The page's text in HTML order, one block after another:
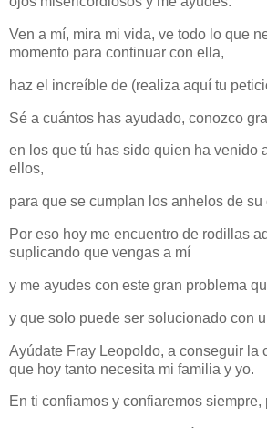
Ven a mí, mira mi vida, ve todo lo que
momento para continuar con ella,
haz el increíble de (realiza aquí tu
Sé a cuántos has ayudado, conozco
en los que tú has sido quien ha venido
ellos,
para que se cumplan los anhelos de su
Por eso hoy me encuentro de rodillas
suplicando que vengas a mí
y me ayudes con este gran problema
y que solo puede ser solucionado con
Ayúdate Fray Leopoldo, a conseguir la
que hoy tanto necesita mi familia y yo.
En ti confiamos y confiaremos